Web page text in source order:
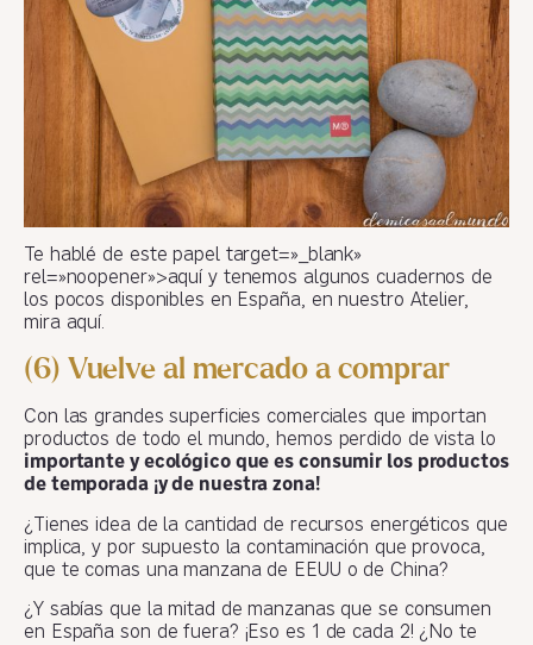
Te hablé de este papel target=»_blank»
rel=»noopener»>aquí y tenemos algunos cuadernos de
los pocos disponibles en España, en nuestro Atelier,
mira aquí.
(6) Vuelve al mercado a comprar
Con las grandes superficies comerciales que importan
productos de todo el mundo, hemos perdido de vista lo
importante y ecológico que es consumir los productos
de temporada ¡y de nuestra zona!
¿Tienes idea de la cantidad de recursos energéticos que
implica, y por supuesto la contaminación que provoca,
que te comas una manzana de EEUU o de China?
¿Y sabías que la mitad de manzanas que se consumen
en España son de fuera? ¡Eso es 1 de cada 2! ¿No te